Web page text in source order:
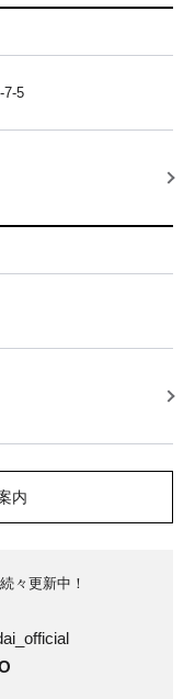
7-5
内
々更新中！